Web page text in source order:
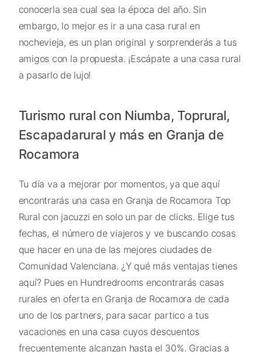
conocerla sea cual sea la época del año. Sin
embargo, lo mejor es ir a una casa rural en
nochevieja, es un plan original y sorprenderás a tus
amigos con la propuesta. ¡Escápate a una casa rural
a pasarlo de lujo!
Turismo rural con Niumba, Toprural,
Escapadarural y más en Granja de
Rocamora
Tu día va a mejorar por momentos, ya que aquí
encontrarás una casa en Granja de Rocamora Top
Rural con jacuzzi en solo un par de clicks. Elige tus
fechas, el número de viajeros y ve buscando cosas
que hacer en una de las mejores ciudades de
Comunidad Valenciana. ¿Y qué más ventajas tienes
aquí? Pues en Hundredrooms encontrarás casas
rurales en oferta en Granja de Rocamora de cada
uno de los partners, para sacar partico a tus
vacaciones en una casa cuyos descuentos
frecuentemente alcanzan hasta el 30%. Gracias a